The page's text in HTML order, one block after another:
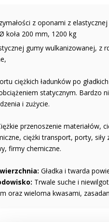
z oponami z
koła 200 mm, 1200 kg
gumy wulkanizowanej, z
ciężkich ładunków po
statycznym. Bardzo
i zużycie.
przenoszenie materiałów,
ciężki transport, porty,
firmy chemiczne.
Gładka i twarda
Trwale suche i
oraz wieloma kwasami,